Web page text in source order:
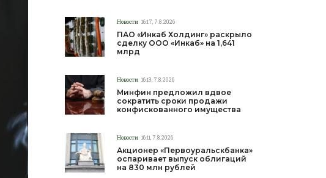
Новости 16:17, 7.8.2026
ПАО «Инкаб Холдинг» раскрыло
сделку ООО «Инкаб» на 1,641
млрд
Новости 16:13, 7.8.2026
Минфин предложил вдвое
сократить сроки продажи
конфискованного имущества
Новости 16:11, 7.8.2026
Акционер «Первоуральскбанка»
оспаривает выпуск облигаций
на 830 млн рублей